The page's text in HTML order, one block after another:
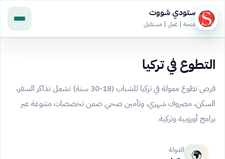
ستودي شووت
منحة | عمل | مستقبل
التطوع في تركيا
فرص تطوع ممولة في تركيا للشباب (18-30 سنة) تشمل تذاكر السفر،
السكن، مصروف شهري، وتأمين صحي ضمن تخصصات متنوعة عبر
برامج أوروبية وتركية.
🌍 الدولة